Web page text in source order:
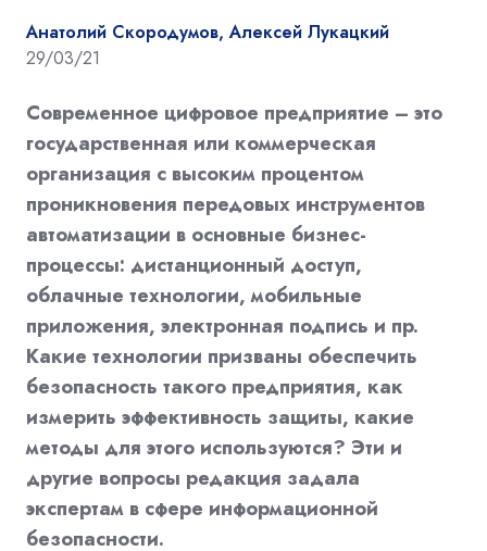
Анатолий Скородумов, Алексей Лукацкий
29/03/21
Современное цифровое предприятие – это
государственная или коммерческая
организация с высоким процентом
проникновения передовых инструментов
автоматизации в основные бизнес-
процессы: дистанционный доступ,
облачные технологии, мобильные
приложения, электронная подпись и пр.
Какие технологии призваны обеспечить
безопасность такого предприятия, как
измерить эффективность защиты, какие
методы для этого используются? Эти и
другие вопросы редакция задала
экспертам в сфере информационной
безопасности.